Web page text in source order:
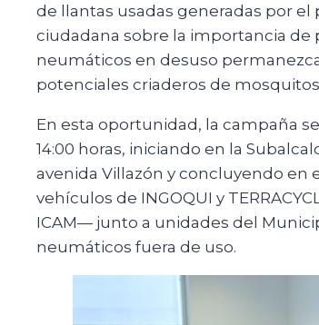
de llantas usadas generadas por
ciudadana sobre la importancia
neumáticos en desuso
potenciales criaderos de
En esta oportunidad, la campaña
14:00 horas, iniciando en la
avenida Villazón y concluyendo en
vehículos de INGOQUI y
ICAM— junto a unidades del
neumáticos fuera de uso.